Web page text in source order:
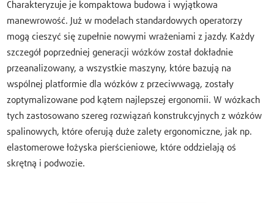
Charakteryzuje je kompaktowa budowa i wyjątkowa
manewrowość. Już w modelach standardowych operatorzy
mogą cieszyć się zupełnie nowymi wrażeniami z jazdy. Każdy
szczegół poprzedniej generacji wózków został dokładnie
przeanalizowany, a wszystkie maszyny, które bazują na
wspólnej platformie dla wózków z przeciwwagą, zostały
zoptymalizowane pod kątem najlepszej ergonomii. W wózkach
tych zastosowano szereg rozwiązań konstrukcyjnych z wózków
spalinowych, które oferują duże zalety ergonomiczne, jak np.
elastomerowe łożyska pierścieniowe, które oddzielają oś
skrętną i podwozie.